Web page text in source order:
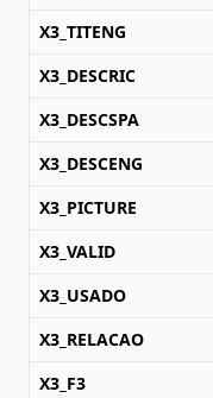
X3_TITENG
X3_DESCRIC
X3_DESCSPA
X3_DESCENG
X3_PICTURE
X3_VALID
X3_USADO
X3_RELACAO
X3_F3